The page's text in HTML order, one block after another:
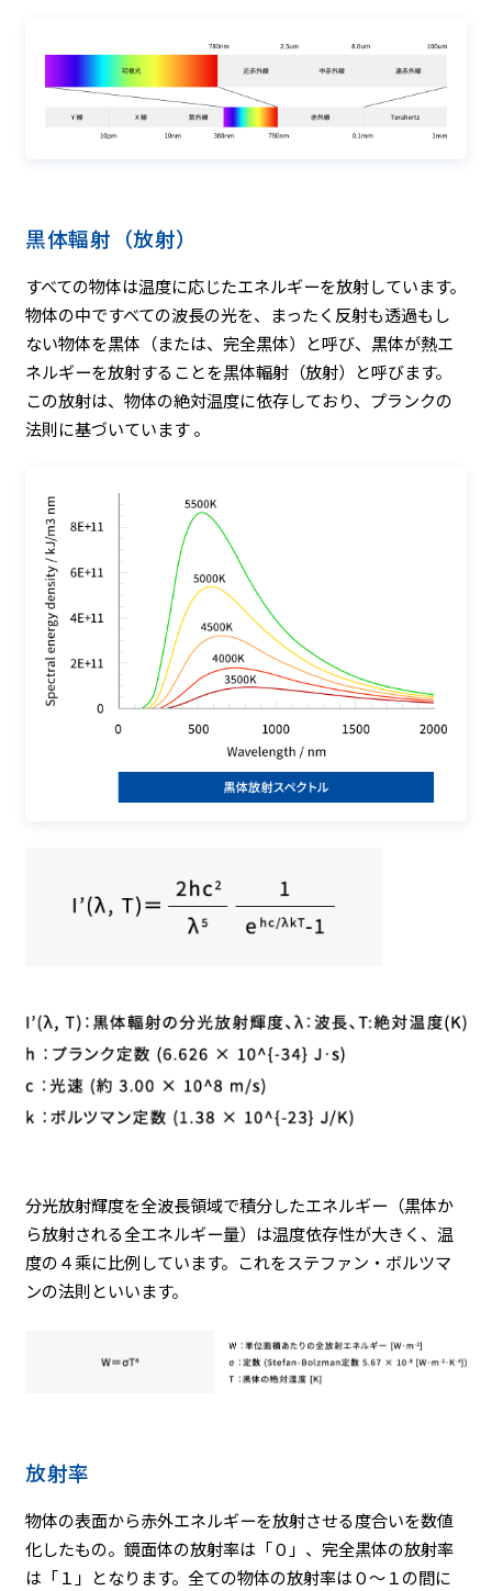
黒体輻射（放射）
すべての物体は温度に応じたエネルギーを放射しています。
物体の中ですべての波長の光を、まったく反射も透過もし
ない物体を黒体（または、完全黒体）と呼び、黒体が熱エ
ネルギーを放射することを黒体輻射（放射）と呼びます。
この放射は、物体の絶対温度に依存しており、プランクの
法則に基づいています 。
分光放射輝度を全波長領域で積分したエネルギー（黒体か
ら放射される全エネルギー量）は温度依存性が大きく、温
度の４乘に比例しています。これをステファン・ボルツマ
ンの法則といいます。
放射率
物体の表面から赤外エネルギーを放射させる度合いを数値
化したもの。鏡面体の放射率は「０」、完全黒体の放射率
は「１」となります。全ての物体の放射率は０～１の間に